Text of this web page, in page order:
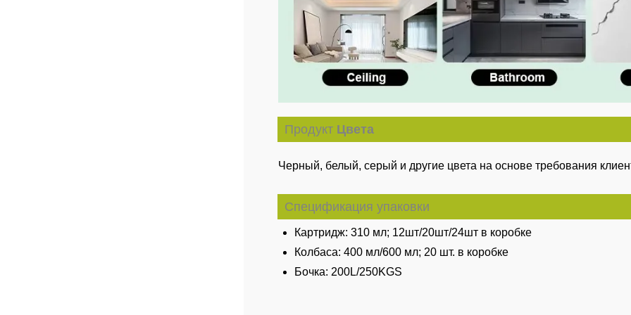
Продукт Цвета
Черный, белый, серый и другие цвета на основе требования
Спецификация упаковки
Картридж: 310 мл; 12шт/20шт/24шт в коробке
Колбаса: 400 мл/600 мл; 20 шт. в коробке
Бочка: 200L/250KGS